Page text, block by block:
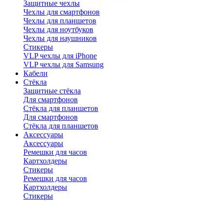
Защитные чехлы
Чехлы для смартфонов
Чехлы для планшетов
Чехлы для ноутбуков
Чехлы для наушников
Стикеры
VLP чехлы для iPhone
VLP чехлы для Samsung
Кабели
Стёкла
Защитные стёкла
Для смартфонов
Стёкла для планшетов
Для смартфонов
Стёкла для планшетов
Аксессуары
Аксессуары
Ремешки для часов
Картхолдеры
Стикеры
Ремешки для часов
Картхолдеры
Стикеры